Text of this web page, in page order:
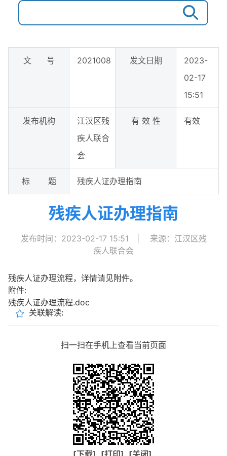
文 号 2021008 发文日期
2023-
02-17
15:51
发布机构
江汉区残
疾人联合
会
有 效 性 有效
标 题 残疾人证办理指南
残疾人证办理指南
发布时间：2023-02-17 15:51
来源：江汉区残
疾人联合会
残疾人证办理流程，详情请见附件。
附件:
残疾人证办理流程.doc
关联解读:
扫一扫在手机上查看当前页面
[下载] [打印] [关闭]